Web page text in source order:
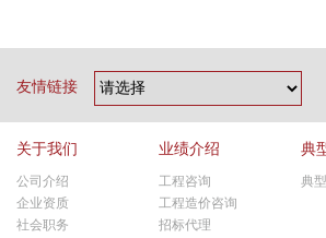
友情链接
关于我们
公司介绍
企业资质
社会职务
业绩介绍
工程咨询
工程造价咨询
招标代理
典
典